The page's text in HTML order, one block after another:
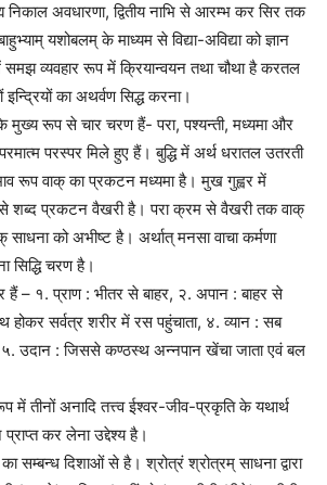
निकाल अवधारणा, द्वितीय नाभि से आरम्भ कर सिर तक
यशोबलम् के माध्यम से विद्या-अविद्या को ज्ञान
समझ व्यवहार रूप में क्रियान्वयन तथा चौथा है करतल
का अथर्वण सिद्ध करना।
मुख्य रूप से चार चरण हैं- परा, पश्यन्ती, मध्यमा और
परस्पर मिले हुए हैं। बुद्धि में अर्थ धरातल उतरती
रूप वाक् का प्रकटन मध्यमा है। मुख गुह्वर में
शब्द प्रकटन वैखरी है। परा क्रम से वैखरी तक वाक्
को अभीष्ट है। अर्थात् मनसा वाचा कर्मणा
सिद्धि चरण है।
हैं – १. प्राण : भीतर से बाहर, २. अपान : बाहर से
होकर सर्वत्र शरीर में रस पहुंचाता, ४. व्यान : सब
५. उदान : जिससे कण्ठस्थ अन्नपान खेंचा जाता एवं बल
में तीनों अनादि तत्त्व ईश्वर-जीव-प्रकृति के यथार्थ
कर लेना उद्देश्य है।
सम्बन्ध दिशाओं से है। श्रोत्रं श्रोत्रम् साधना द्वारा